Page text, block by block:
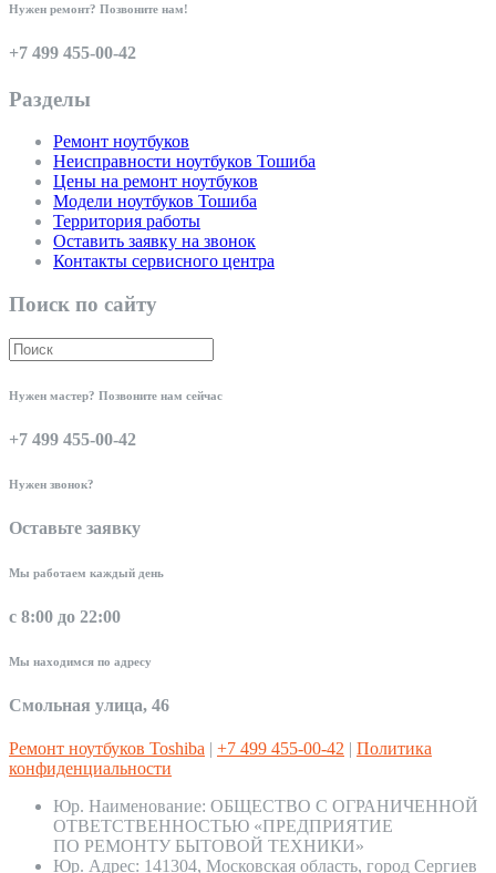
Нужен ремонт? Позвоните нам!
+7 499 455-00-42
Разделы
Ремонт ноутбуков
Неисправности ноутбуков Тошиба
Цены на ремонт ноутбуков
Модели ноутбуков Тошиба
Территория работы
Оставить заявку на звонок
Контакты сервисного центра
Поиск по сайту
Нужен мастер? Позвоните нам сейчас
+7 499 455-00-42
Нужен звонок?
Оставьте заявку
Мы работаем каждый день
с 8:00 до 22:00
Мы находимся по адресу
Смольная улица, 46
Ремонт ноутбуков Toshiba | +7 499 455-00-42 | Политика
конфиденциальности
Юр. Наименование: ОБЩЕСТВО С ОГРАНИЧЕННОЙ
ОТВЕТСТВЕННОСТЬЮ «ПРЕДПРИЯТИЕ
ПО РЕМОНТУ БЫТОВОЙ ТЕХНИКИ»
Юр. Адрес: 141304, Московская область, город Сергиев